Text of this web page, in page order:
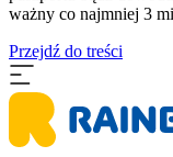
ważny co najmniej 3
Przejdź do treści